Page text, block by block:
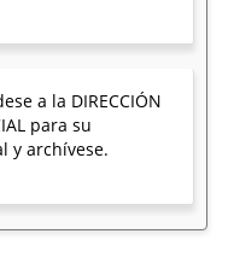
a la DIRECCIÓN
para su
y archívese.